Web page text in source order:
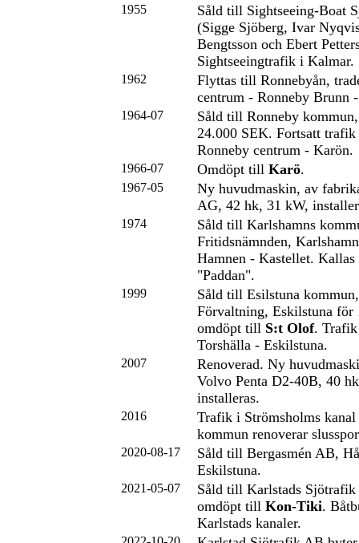
1955
Såld till Sightseeing-Boat
(Sigge Sjöberg, Ivar
Bengtsson och Ebert
Sightseeingtrafik i Kalmar.
1962
Flyttas till Ronnebyån,
centrum - Ronneby Brunn
1964-07
Såld till Ronneby
24.000 SEK. Fortsatt trafik
Ronneby centrum - Karön.
1966-07 Omdöpt till Karö.
1967-05
Ny huvudmaskin, av
AG, 42 hk, 31 kW,
1974
Såld till Karlshamns
Fritidsnämnden,
Hamnen - Kastellet.
"Paddan".
1999
Såld till Esilstuna
Förvaltning, Eskilstuna för
omdöpt till S:t Olof. Trafik
Torshälla - Eskilstuna.
2007
Renoverad. Ny
Volvo Penta D2-40B, 40
installeras.
2016
Trafik i Strömsholms kanal
kommun renoverar
2020-08-17
Såld till Bergasmén AB,
Eskilstuna.
2021-05-07
Såld till Karlstads
omdöpt till Kon-Tiki.
Karlstads kanaler.